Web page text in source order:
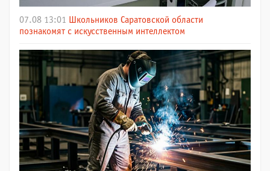
07.08 13:01
Школьников Саратовской области
познакомят с искусственным интеллектом